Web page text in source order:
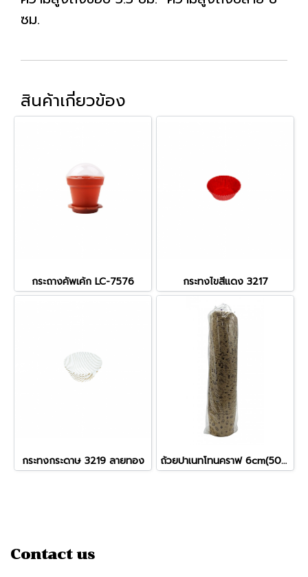
ซม.
สินค้าเกี่ยวข้อง
กระถางคัพเค้ก LC-7576 กระทงไขสีแดง 3217
กระทงกระดาษ 3219 ลายทอง ถ้วยปาเนทโทนคราฟ 6cm(50ชิ้น)
Contact us